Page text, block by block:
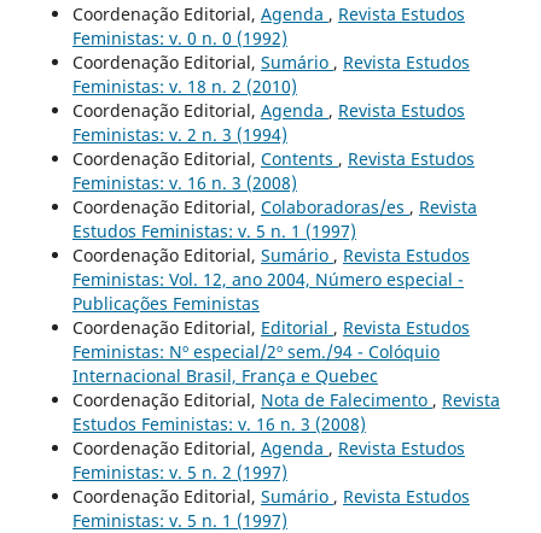
Coordenação Editorial, Agenda , Revista Estudos
Feministas: v. 0 n. 0 (1992)
Coordenação Editorial, Sumário , Revista Estudos
Feministas: v. 18 n. 2 (2010)
Coordenação Editorial, Agenda , Revista Estudos
Feministas: v. 2 n. 3 (1994)
Coordenação Editorial, Contents , Revista Estudos
Feministas: v. 16 n. 3 (2008)
Coordenação Editorial, Colaboradoras/es , Revista
Estudos Feministas: v. 5 n. 1 (1997)
Coordenação Editorial, Sumário , Revista Estudos
Feministas: Vol. 12, ano 2004, Número especial -
Publicações Feministas
Coordenação Editorial, Editorial , Revista Estudos
Feministas: Nº especial/2º sem./94 - Colóquio
Internacional Brasil, França e Quebec
Coordenação Editorial, Nota de Falecimento , Revista
Estudos Feministas: v. 16 n. 3 (2008)
Coordenação Editorial, Agenda , Revista Estudos
Feministas: v. 5 n. 2 (1997)
Coordenação Editorial, Sumário , Revista Estudos
Feministas: v. 5 n. 1 (1997)